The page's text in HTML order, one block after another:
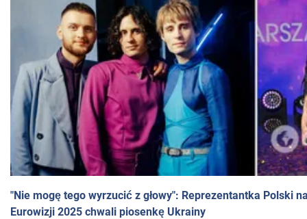
"Nie mogę tego wyrzucić z głowy": Reprezentantka Polski
Eurowizji 2025 chwali piosenkę Ukrainy